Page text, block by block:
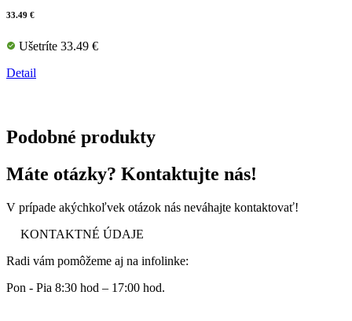
33.49 €
Ušetríte 33.49 €
Detail
Podobné produkty
Máte otázky? Kontaktujte nás!
V prípade akýchkoľvek otázok nás neváhajte kontaktovať!
KONTAKTNÉ ÚDAJE
Radi vám pomôžeme aj na infolinke:
Pon - Pia 8:30 hod – 17:00 hod.